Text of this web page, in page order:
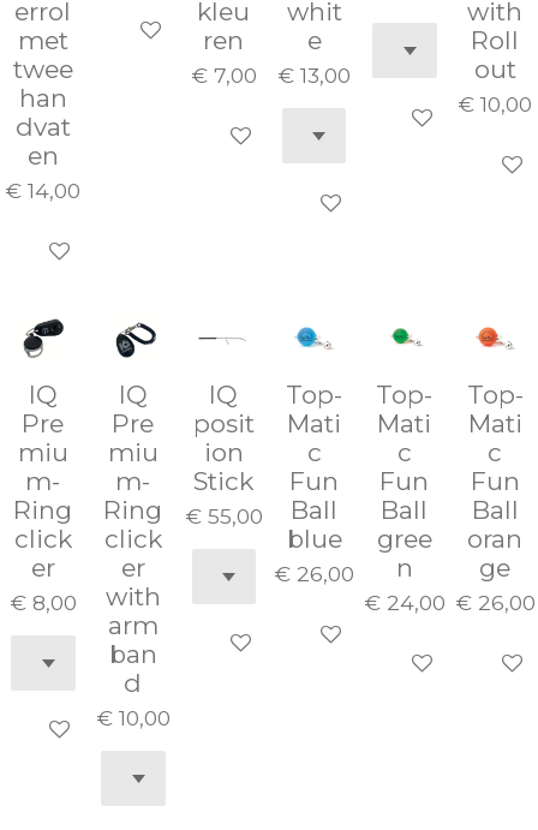
errol
met
twee
han
dvat
en
€ 14,00
In winkelwagen
In winkelwagen
kleu
ren
€ 7,00
In winkelwagen
whit
e
€ 13,00
In winkelwagen
In
with
Roll
out
€ 10,00
In
IQ
Pre
miu
m-
Ring
click
er
€ 8,00
In winkelwagen
IQ
Pre
miu
m-
Ring
click
er
with
arm
ban
d
€ 10,00
IQ
posit
ion
Stick
€ 55,00
In winkelwagen
Top-
Mati
c
Fun
Ball
blue
€ 26,00
In winkelwagen
Top-
Mati
c
Fun
Ball
gree
n
€ 24,00
In
Top-
Mati
c
Fun
Ball
oran
ge
€ 26,00
In